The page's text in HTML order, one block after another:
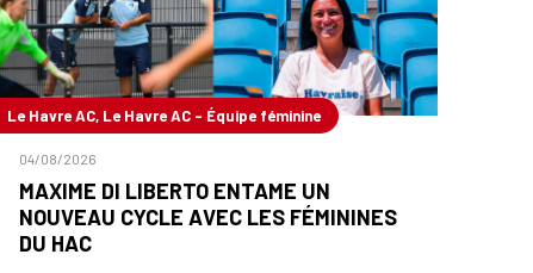
Le Havre AC, Le Havre AC - Équipe féminine
04/08/2026
MAXIME DI LIBERTO ENTAME UN
NOUVEAU CYCLE AVEC LES FÉMININES
DU HAC